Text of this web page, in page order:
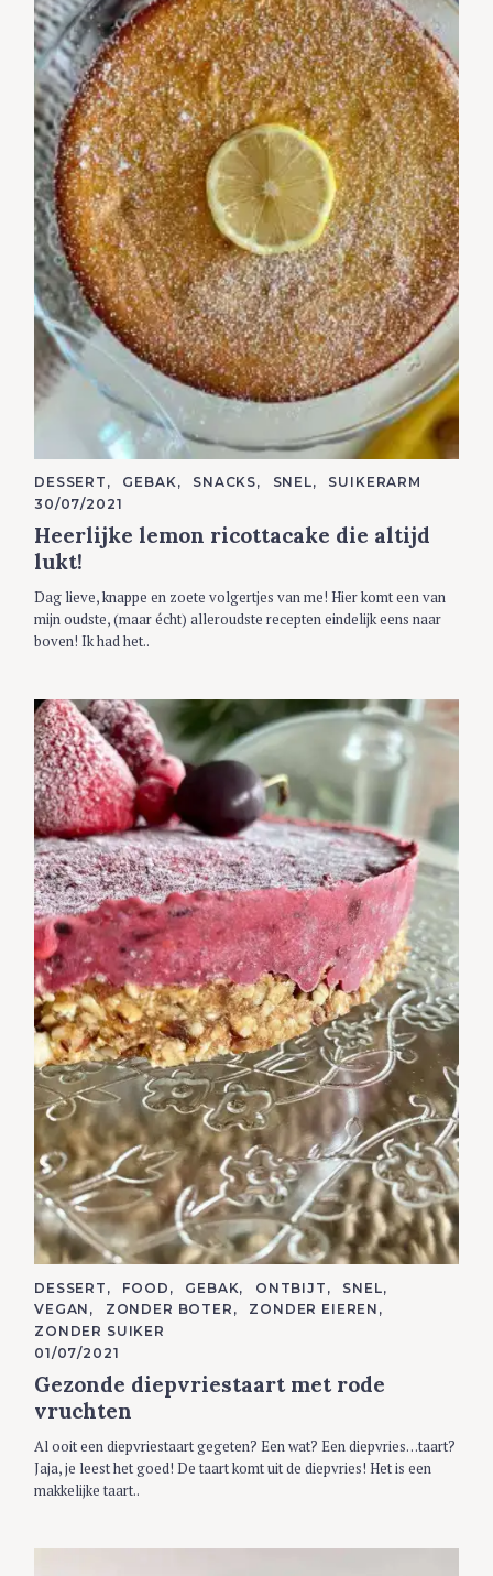
C
A
T
E
G
O
R
E
DESSERT GEBAK SNACKS SNEL
SUIKERARM
30/07/2021
Heerlijke lemon ricottacake die altijd
lukt!
Dag lieve, knappe en zoete volgertjes van me! Hier komt een van
mijn oudste, (maar écht) alleroudste recepten eindelijk eens naar
boven! Ik had het..
C
A
T
E
G
O
R
I
S
DESSERT FOOD GEBAK ONTBIJT
SNEL
VEGAN
ZONDER BOTER
ZONDER EIEREN
ZONDER SUIKER
01/07/2021
Gezonde diepvriestaart met rode
vruchten
Al ooit een diepvriestaart gegeten? Een wat? Een diepvries…taart?
Jaja, je leest het goed! De taart komt uit de diepvries! Het is een
makkelijke taart..
o